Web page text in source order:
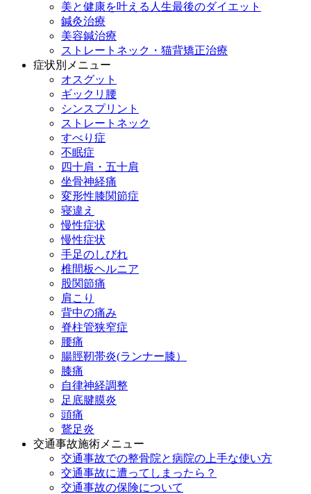
美と健康を叶える人生最後のダイエット
鍼灸治療
美容鍼治療
ストレートネック・猫背矯正治療
症状別メニュー
オスグット
ギックリ腰
シンスプリント
ストレートネック
すべり症
不眠症
四十肩・五十肩
坐骨神経痛
変形性膝関節症
寝違え
慢性症状
慢性症状
手足のしびれ
椎間板ヘルニア
股関節痛
肩こり
背中の痛み
脊柱管狭窄症
腰痛
腸脛靭帯炎(ランナー膝）
膝痛
自律神経調整
足底腱膜炎
頭痛
鵞足炎
交通事故施術メニュー
交通事故での整骨院と病院の上手な使い方
交通事故に遭ってしまったら？
交通事故の保険について